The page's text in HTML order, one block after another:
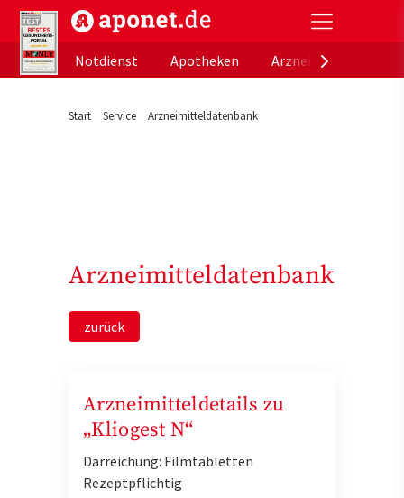
aponet.de - Das offizielle Gesundheitsportal der
Notdienst
Apotheken
Start Service Arzneimitteldatenbank
Arzneimitteldatenbank
zurück
Arzneimitteldetails zu
„Kliogest N“
Darreichung: Filmtabletten
Rezeptpflichtig